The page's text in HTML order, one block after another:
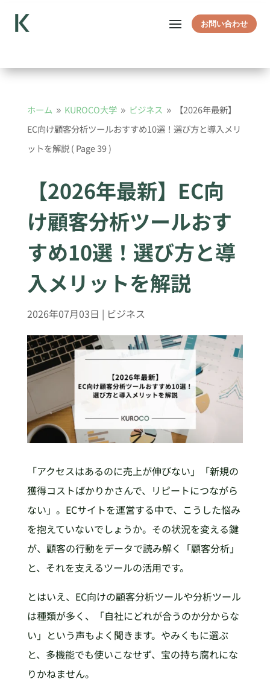
お問い合わせ
ホーム 9 KUROCO大学 9 ビジネス 9
【2026年最新】
EC向け顧客分析ツールおすすめ10選！選び方と導入メリ
ットを解説( Page 39 )
【2026年最新】EC向
け顧客分析ツールおす
すめ10選！選び方と導
入メリットを解説
2026年07月03日 | ビジネス
「アクセスはあるのに売上が伸びない」「新規の
獲得コストばかりかさんで、リピートにつながら
ない」。ECサイトを運営する中で、こうした悩み
を抱えていないでしょうか。その状況を変える鍵
が、顧客の行動をデータで読み解く「顧客分析」
と、それを支えるツールの活用です。
とはいえ、EC向けの顧客分析ツールや分析ツール
は種類が多く、「自社にどれが合うのか分からな
い」という声もよく聞きます。やみくもに選ぶ
と、多機能でも使いこなせず、宝の持ち腐れにな
りかねません。